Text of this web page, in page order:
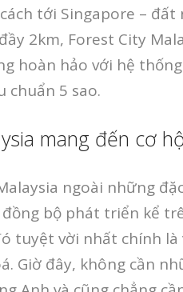
tới Singapore –
2km, Forest City
hoàn hảo với hệ
chuẩn 5 sao.
mang đến cơ
ngoài những
bộ phát triển kể
tuyệt vời nhất chính là
Giờ đây, không cần